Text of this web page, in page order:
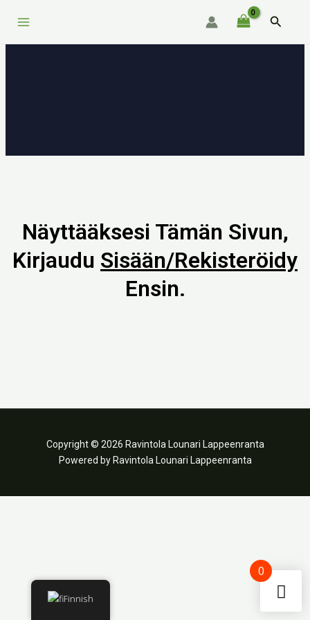
sisältöön
Hae
Näyttääksesi Tämän Sivun,
Kirjaudu Sisään/rekisteröidy
Ensin.
Copyright © 2026 Ravintola Lounari Lappeenranta
Powered by Ravintola Lounari Lappeenranta
Finnish
0